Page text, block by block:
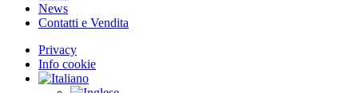
News
Contatti e Vendita
Privacy
Info cookie